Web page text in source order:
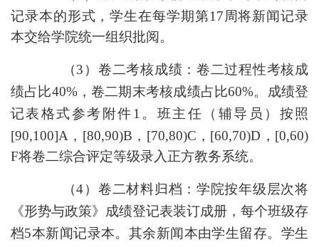
记录本的形式，学生在每学期第17周将新闻记录
本交给学院统一组织批阅 。
（3）卷二考核成绩 ： 卷二过程性考核成
绩占比40%，卷二期末考核成绩占比60%。 成绩登
记表格式参考附件1。班主任（辅导员） 按照
[90,100]A，[80,90)B，[70,80)C，[60,70)D，[0,60)
F将卷二综合评定等级录入正方教务系统。
（4）卷二材料归档：学院按年级层次将
《形势与政策》成绩登记表装订成册，每个班级存
档5本新闻记录本。其余新闻本由学生留存。学生